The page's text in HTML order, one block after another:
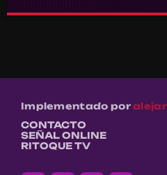
Música
Implementado por
CONTACTO
SEÑAL ONLINE
RITOQUE TV